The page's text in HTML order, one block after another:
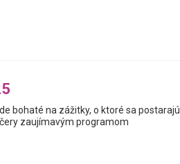
bohaté na zážitky, o ktoré sa postarajú
zaujímavým programom